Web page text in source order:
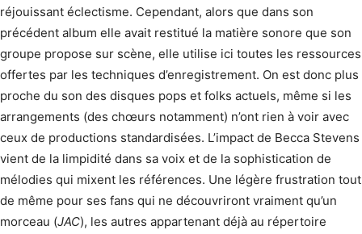
réjouissant éclectisme. Cependant, alors que dans son
précédent album elle avait restitué la matière sonore que son
groupe propose sur scène, elle utilise ici toutes les ressources
offertes par les techniques d’enregistrement. On est donc plus
proche du son des disques pops et folks actuels, même si les
arrangements (des chœurs notamment) n’ont rien à voir avec
ceux de productions standardisées. L’impact de Becca Stevens
vient de la limpidité dans sa voix et de la sophistication de
mélodies qui mixent les références. Une légère frustration tout
de même pour ses fans qui ne découvriront vraiment qu’un
morceau (JAC), les autres appartenant déjà au répertoire